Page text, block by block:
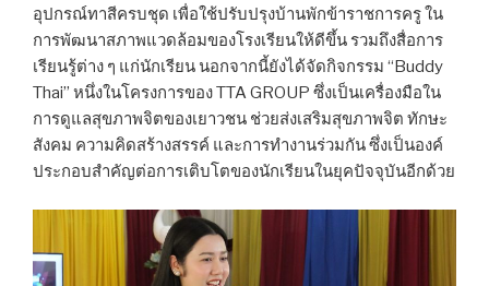
อุปกรณ์ทาสีครบชุด เพื่อใช้ปรับปรุงบ้านพักข้าราชการครู ใน
การพัฒนาสภาพแวดล้อมของโรงเรียนให้ดีขึ้น รวมถึงสื่อการ
เรียนรู้ต่าง ๆ แก่นักเรียน นอกจากนี้ยังได้จัดกิจกรรม “Buddy
Thai” หนึ่งในโครงการของ TTA GROUP ซึ่งเป็นเครื่องมือใน
การดูแลสุขภาพจิตของเยาวชน ช่วยส่งเสริมสุขภาพจิต ทักษะ
สังคม ความคิดสร้างสรรค์ และการทำงานร่วมกัน ซึ่งเป็นองค์
ประกอบสำคัญต่อการเติบโตของนักเรียนในยุคปัจจุบันอีกด้วย